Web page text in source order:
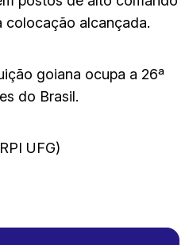
colocação alcançada.
goiana ocupa a 26ª
do Brasil.
UFG)